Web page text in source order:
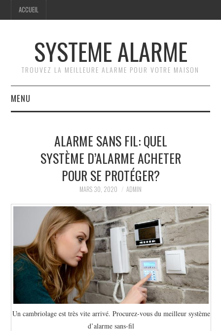
ACCUEIL
SYSTEME ALARME
TROUVEZ LA MEILLEURE ALARME POUR VOTRE MAISON
MENU
GUIDE PRATIQUE
COMPARATIF DES
À PROPOS
ALARME SANS FIL: QUEL
SYSTÈME D’ALARME ACHETER
POUR SE PROTÉGER?
MARS 30, 2020 ADMIN
Un cambriolage est très vite arrivé. Procurez-vous du meilleur système
d’alarme sans-fil